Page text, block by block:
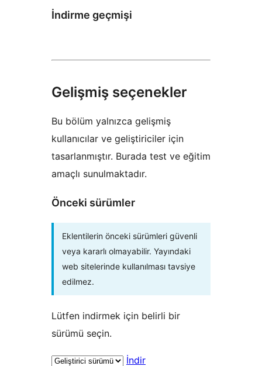
İndirme geçmişi
Gelişmiş seçenekler
Bu bölüm yalnızca gelişmiş
kullanıcılar ve geliştiriciler için
tasarlanmıştır. Burada test ve eğitim
amaçlı sunulmaktadır.
Önceki sürümler
Eklentilerin önceki sürümleri güvenli
veya kararlı olmayabilir. Yayındaki
web sitelerinde kullanılması tavsiye
edilmez.
Lütfen indirmek için belirli bir
sürümü seçin.
İndir